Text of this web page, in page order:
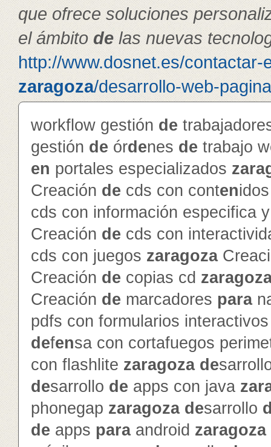
que ofrece soluciones
el ámbitodelas nuevas
http://www.dosnet.es/contactar-
zaragoza/desarrollo-web-
workflow gestión de
gestión de órdenes de trabajo
en portales especializados
Creación de cds con conten
cds con información especifica
Creación de cds con
cds con juegos zaragoza
Creación de copias cd
Creación de marcadores para
pdfs con formularios
defensa con cortafuegos
con flashlite zaragoza de
desarrollo de apps con java
phonegap zaragoza desarrollo
de apps paraandroid zaragoza